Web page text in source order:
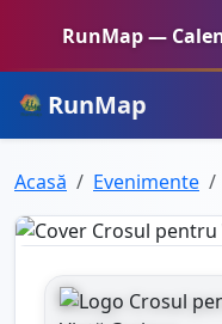
RunMap —
RunMap
Acasă Evenimente